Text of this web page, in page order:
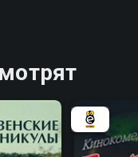
которую мальчишки
этого им нужно